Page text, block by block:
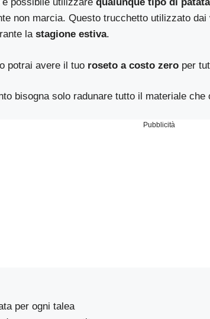
non marcia. Questo trucchetto utilizzato
lastagione estiva.
potrai avere il tuo roseto a costo zero per
bisogna solo radunare tutto il materiale
Pubblicità
per ogni talea